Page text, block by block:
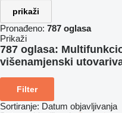
prikaži
Pronađeno: 787 oglasa
Prikaži
787 oglasa:
višenamjenski
Filter
Sortiranje: Datum objavljivanja